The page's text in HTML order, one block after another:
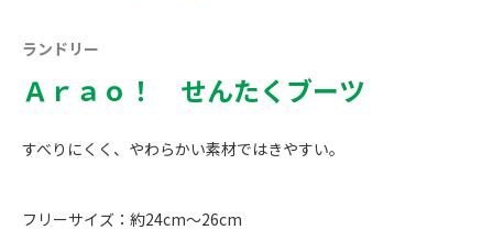
ランドリー
Ａｒａｏ！ せんたくブーツ
すべりにくく、やわらかい素材ではきやすい。
フリーサイズ：約24cm～26cm